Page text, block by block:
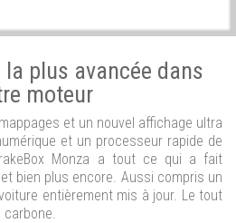
plus avancée dans
moteur
et un nouvel affichage ultra
et un processeur rapide de
Monza a tout ce qui a fait
bien plus encore. Aussi compris un
entièrement mis à jour. Le tout